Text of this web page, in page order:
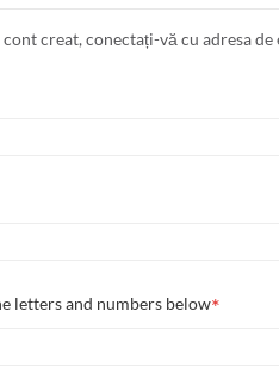
creat, conectați-vă cu adresa de
letters and numbers below